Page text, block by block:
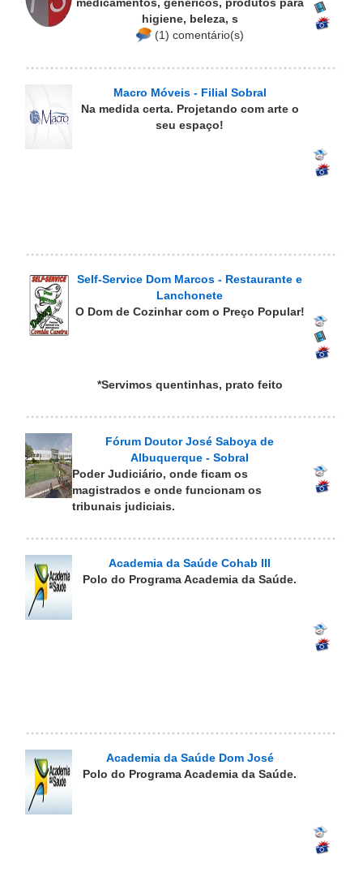
higiene, beleza, s
(1) comentário(s)
Macro Móveis - Filial Sobral
Na medida certa. Projetando com arte o
seu espaço!
Self-Service Dom Marcos - Restaurante e
Lanchonete
O Dom de Cozinhar com o Preço Popular!
*Servimos quentinhas, prato feito
Fórum Doutor José Saboya de
Albuquerque - Sobral
Poder Judiciário, onde ficam os
magistrados e onde funcionam os
tribunais judiciais.
Academia da Saúde Cohab III
Polo do Programa Academia da Saúde.
Academia da Saúde Dom José
Polo do Programa Academia da Saúde.